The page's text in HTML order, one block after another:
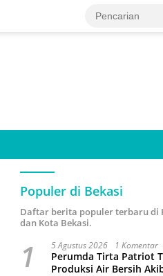
Populer di Bekasi
Daftar berita populer terbaru di
dan Kota Bekasi.
1 5 Agustus 2026 1 Komentar
Perumda Tirta Patriot
Produksi Air Bersih